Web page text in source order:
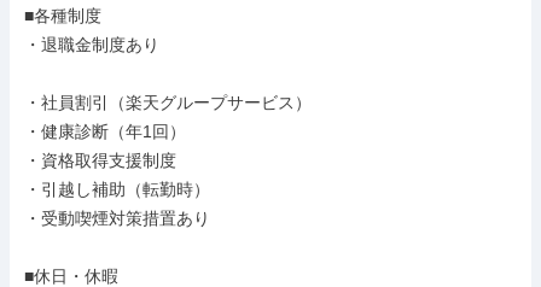
■各種制度
・退職金制度あり
・社員割引（楽天グループサービス）
・健康診断（年1回）
・資格取得支援制度
・引越し補助（転勤時）
・受動喫煙対策措置あり
■休日・休暇